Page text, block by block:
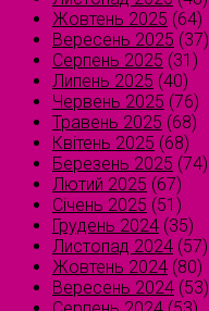
Жовтень 2025 (64)
Вересень 2025 (37)
Серпень 2025 (31)
Липень 2025 (40)
Червень 2025 (76)
Травень 2025 (68)
Квітень 2025 (68)
Березень 2025 (74)
Лютий 2025 (67)
Січень 2025 (51)
Грудень 2024 (35)
Листопад 2024 (57)
Жовтень 2024 (80)
Вересень 2024 (53)